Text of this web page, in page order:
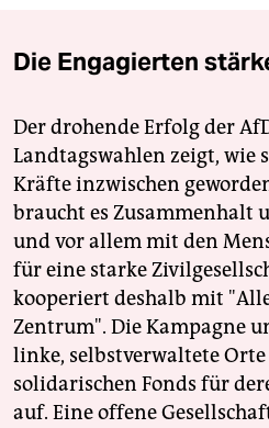
Die Engagierten
Der drohende Erfolg der
Landtagswahlen zeigt, wie
Kräfte inzwischen
braucht es Zusammenhalt
und vor allem mit den
für eine starke
kooperiert deshalb mit
Zentrum". Die Kampagne
linke, selbstverwaltete
solidarischen Fonds für
auf. Eine offene